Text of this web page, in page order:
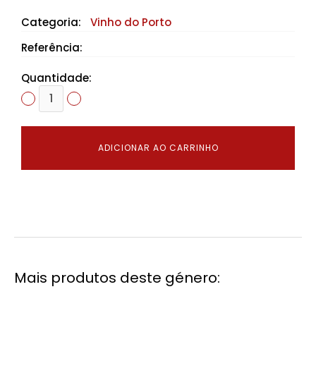
Categoria:
Vinho do Porto
Referência:
Quantidade:
ADICIONAR AO CARRINHO
Mais produtos deste género: